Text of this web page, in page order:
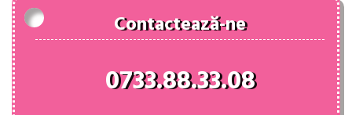
Contactează-ne
0733.88.33.08